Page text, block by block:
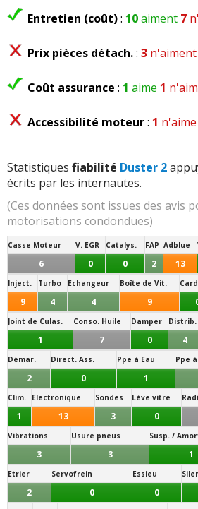
Entretien (coût): 10aiment 7
Prix pièces détach.: 3
Coût assurance : 1 aime 1
Accessibilité moteur: 1
Statistiques fiabilité Duster 2
écrits par les internautes.
(Ces données sont issues des avis
motorisations condondues)
Casse Moteur V. EGR Catalys. FAP Adblue
6 0 0 2 13
Inject. Turbo Echangeur Boîte de Vit.
9 4 4 9
Joint de Culas. Conso. Huile Damper Distrib.
1 7 0 4
Démar. Direct. Ass. Ppe à Eau Ppe
2 0 1
Clim. Electronique Sondes Lève vitre
1 13 3 0
Vibrations Usure pneus Susp. /
3 3 1
Etrier Servofrein Essieu
2 0 0